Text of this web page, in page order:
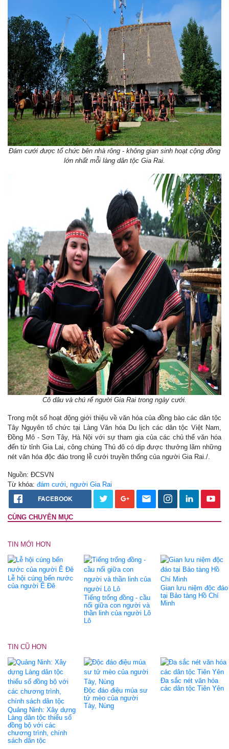
Đám cưới được tổ chức bên nhà rông - không gian sinh hoạt cộng đồng
lớn nhất mỗi làng dân tộc Gia Rai.
Cô dâu và chú rể người Gia Rai trong ngày cưới.
Trong một số hoạt động giới thiệu về văn hóa của đồng bào các dân tộc
Tây Nguyên tổ chức tại Làng Văn hóa Du lịch các dân tộc Việt Nam,
Đồng Mô - Sơn Tây, Hà Nội với sự tham gia của các chủ thể văn hóa
đến từ tỉnh Gia Lai, công chúng Thủ đô có dịp được thưởng lãm những
nét văn hóa độc đáo trong lễ cưới truyền thống của người Gia Rai./.
Nguồn: ĐCSVN
Từ khóa: đám cưới người Gia Rai
FACEBOOK
CÙNG CHUYÊN MỤC
TIN MỚI HƠN
Lễ hội cúng bến nước
của người Ê Đê
Tiếng trống đồng - cầu
nối giữa con người và
thần linh của người Lô
Lô
Gian lưu niệm độc đáo
tại Bảo tàng Hồ Chí
Minh
TIN CŨ HƠN
Quảng Ninh: Xây dựng
Làng dân tộc thiểu số
đồng bộ với các
chương trình, chính
sách dân tộc
Độc đáo điệu múa sư
tử mèo của người
Tày, Nùng
Đa sắc nét văn hóa
các dân tộc Tiên Yên